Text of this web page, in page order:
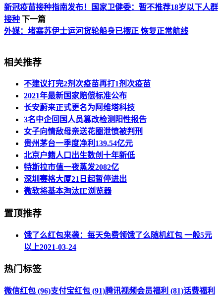
新冠疫苗接种指南发布！国家卫健委：暂不推荐18岁以下人群
接种 下一篇
外媒：堵塞苏伊士运河货轮船身已摆正 恢复正常航线
相关推荐
不建议打完2剂次疫苗再打1剂次疫苗
2021年最新国家赔偿标准公布
长安蔚来正式更名为阿维塔科技
3名中企回国人员篡改检测阳性报告
女子向情敌母亲送花圈泄愤被判刑
贵州茅台一季度净利139.54亿元
北京户籍人口出生数创十年新低
特斯拉市值一夜蒸发2082亿
深圳赛格大厦21日起暂停进出
微软将基本淘汰IE浏览器
置顶推荐
饿了么红包来袭：每天免费领饿了么随机红包 一般5元
以上2021-03-24
热门标签
微信红包 (96)支付宝红包 (91)腾讯视频会员福利 (81)话费福利